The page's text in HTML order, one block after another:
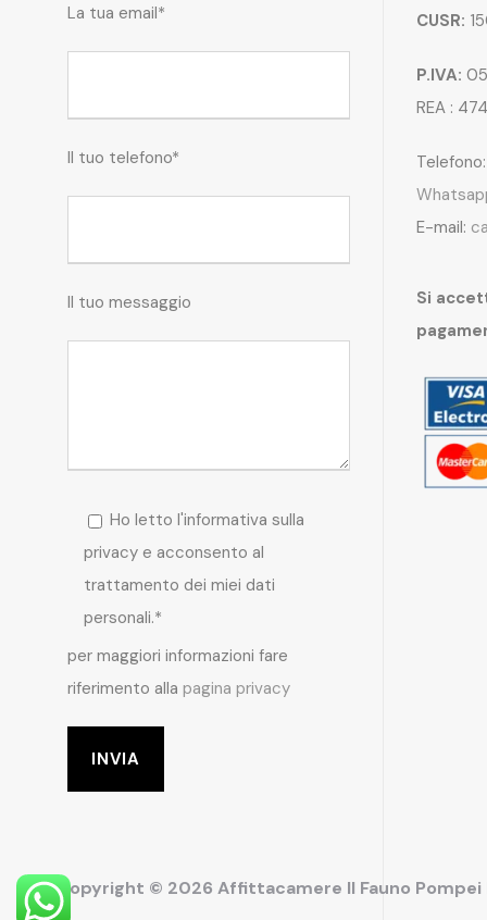
La tua email*
Il tuo telefono*
Il tuo messaggio
Ho letto l'informativa sulla
privacy e acconsento al
trattamento dei miei dati
personali.*
per maggiori informazioni fare
riferimento alla pagina privacy
CUSR:
P.IVA:
REA :
E-mail:
Si
Copyright © 2026 Affittacamere Il Fauno Pompei